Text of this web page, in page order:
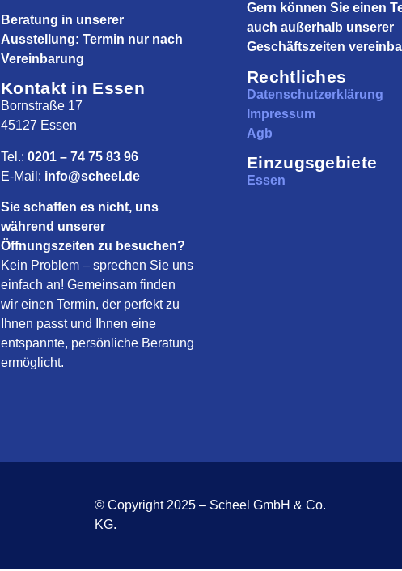
Beratung in unserer
Ausstellung: Termin nur nach
Vereinbarung
Kontakt in Essen
Bornstraße 17
45127 Essen
Tel.: 0201 – 74 75 83 96
E-Mail: info@scheel.de
Sie schaffen es nicht, uns
während unserer
Öffnungszeiten zu besuchen?
Kein Problem – sprechen Sie uns
einfach an! Gemeinsam finden
wir einen Termin, der perfekt zu
Ihnen passt und Ihnen eine
entspannte, persönliche Beratung
ermöglicht.
Gern können Sie einen
auch außerhalb unserer
Geschäftszeiten
Rechtliches
Datenschutzerklärung
Impressum
Agb
Einzugsgebiete
Essen
© Copyright 2025 – Scheel GmbH & Co.
KG.